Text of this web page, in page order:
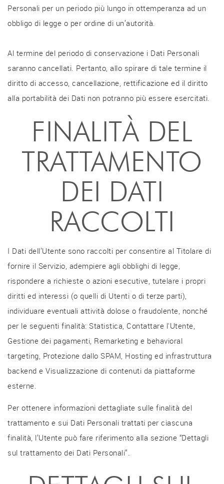
Personali per un periodo più lungo in ottemperanza ad un
obbligo di legge o per ordine di un’autorità.
Al termine del periodo di conservazione i Dati Personali
saranno cancellati. Pertanto, allo spirare di tale termine il
diritto di accesso, cancellazione, rettificazione ed il diritto
alla portabilità dei Dati non potranno più essere esercitati.
FINALITÀ DEL
TRATTAMENTO
DEI DATI
RACCOLTI
I Dati dell’Utente sono raccolti per consentire al Titolare di
fornire il Servizio, adempiere agli obblighi di legge,
rispondere a richieste o azioni esecutive, tutelare i propri
diritti ed interessi (o quelli di Utenti o di terze parti),
individuare eventuali attività dolose o fraudolente, nonché
per le seguenti finalità: Statistica, Contattare l'Utente,
Gestione dei pagamenti, Remarketing e behavioral
targeting, Protezione dallo SPAM, Hosting ed infrastruttura
backend e Visualizzazione di contenuti da piattaforme
esterne.
Per ottenere informazioni dettagliate sulle finalità del
trattamento e sui Dati Personali trattati per ciascuna
finalità, l’Utente può fare riferimento alla sezione “Dettagli
sul trattamento dei Dati Personali”.